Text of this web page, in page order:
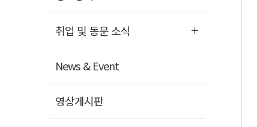
취업 및 동문 소식
News & Event
영상게시판